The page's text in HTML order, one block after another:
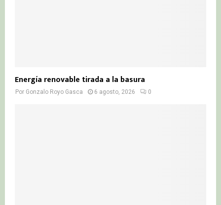
Energía renovable tirada a la basura
Por Gonzalo Royo Gasca 6 agosto, 2026 0